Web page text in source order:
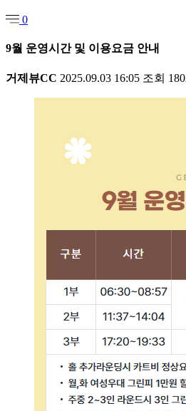
0
9월 운영시간 및 이용요금 안내
거제뷰CC 2025.09.03 16:05 조회